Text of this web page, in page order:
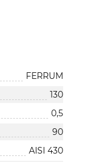
FERRUM
130
0,5
90
AISI 430